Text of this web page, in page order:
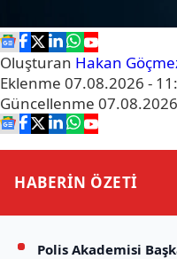
Oluşturan Hakan
Eklenme 07.08.2026 -
Güncellenme
HABERİN ÖZETİ
Polis Akademisi